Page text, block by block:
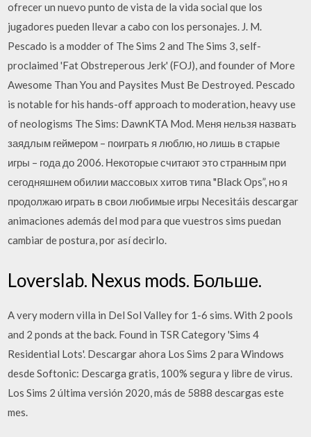
ofrecer un nuevo punto de vista de la vida social que los
jugadores pueden llevar a cabo con los personajes. J. M.
Pescado is a modder of The Sims 2 and The Sims 3, self-
proclaimed 'Fat Obstreperous Jerk' (FOJ), and founder of More
Awesome Than You and Paysites Must Be Destroyed. Pescado
is notable for his hands-off approach to moderation, heavy use
of neologisms The Sims: DawnKTA Mod. Меня нельзя назвать
заядлым геймером – поиграть я люблю, но лишь в старые
игры – года до 2006. Некоторые считают это странным при
сегодняшнем обилии массовых хитов типа "Black Ops”, но я
продолжаю играть в свои любимые игры Necesitáis descargar
animaciones además del mod para que vuestros sims puedan
cambiar de postura, por así decirlo.
Loverslab. Nexus mods. Больше.
A very modern villa in Del Sol Valley for 1-6 sims. With 2 pools
and 2 ponds at the back. Found in TSR Category 'Sims 4
Residential Lots'. Descargar ahora Los Sims 2 para Windows
desde Softonic: Descarga gratis, 100% segura y libre de virus.
Los Sims 2 última versión 2020, más de 5888 descargas este
mes.